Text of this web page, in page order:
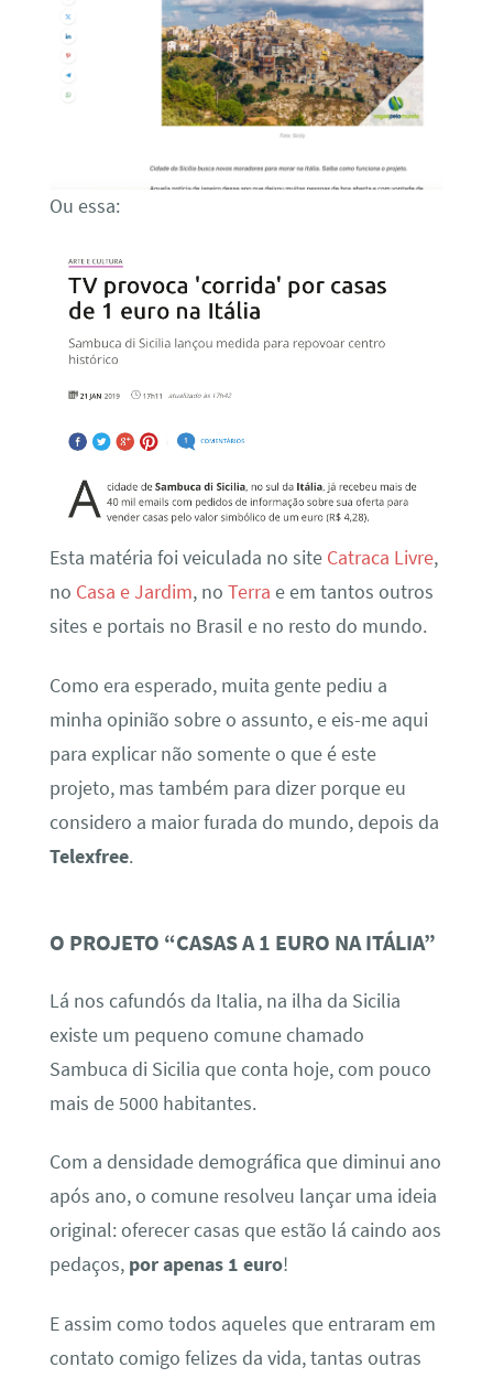
Ou essa:
Esta matéria foi veiculada no site Catraca Livre,
no Casa e Jardim, no Terra e em tantos outros
sites e portais no Brasil e no resto do mundo.
Como era esperado, muita gente pediu a
minha opinião sobre o assunto, e eis-me aqui
para explicar não somente o que é este
projeto, mas também para dizer porque eu
considero a maior furada do mundo, depois da
Telexfree.
O PROJETO “CASAS A 1 EURO NA ITÁLIA”
Lá nos cafundós da Italia, na ilha da Sicilia
existe um pequeno comune chamado
Sambuca di Sicilia que conta hoje, com pouco
mais de 5000 habitantes.
Com a densidade demográfica que diminui ano
após ano, o comune resolveu lançar uma ideia
original: oferecer casas que estão lá caindo aos
pedaços, por apenas 1 euro!
E assim como todos aqueles que entraram em
contato comigo felizes da vida, tantas outras